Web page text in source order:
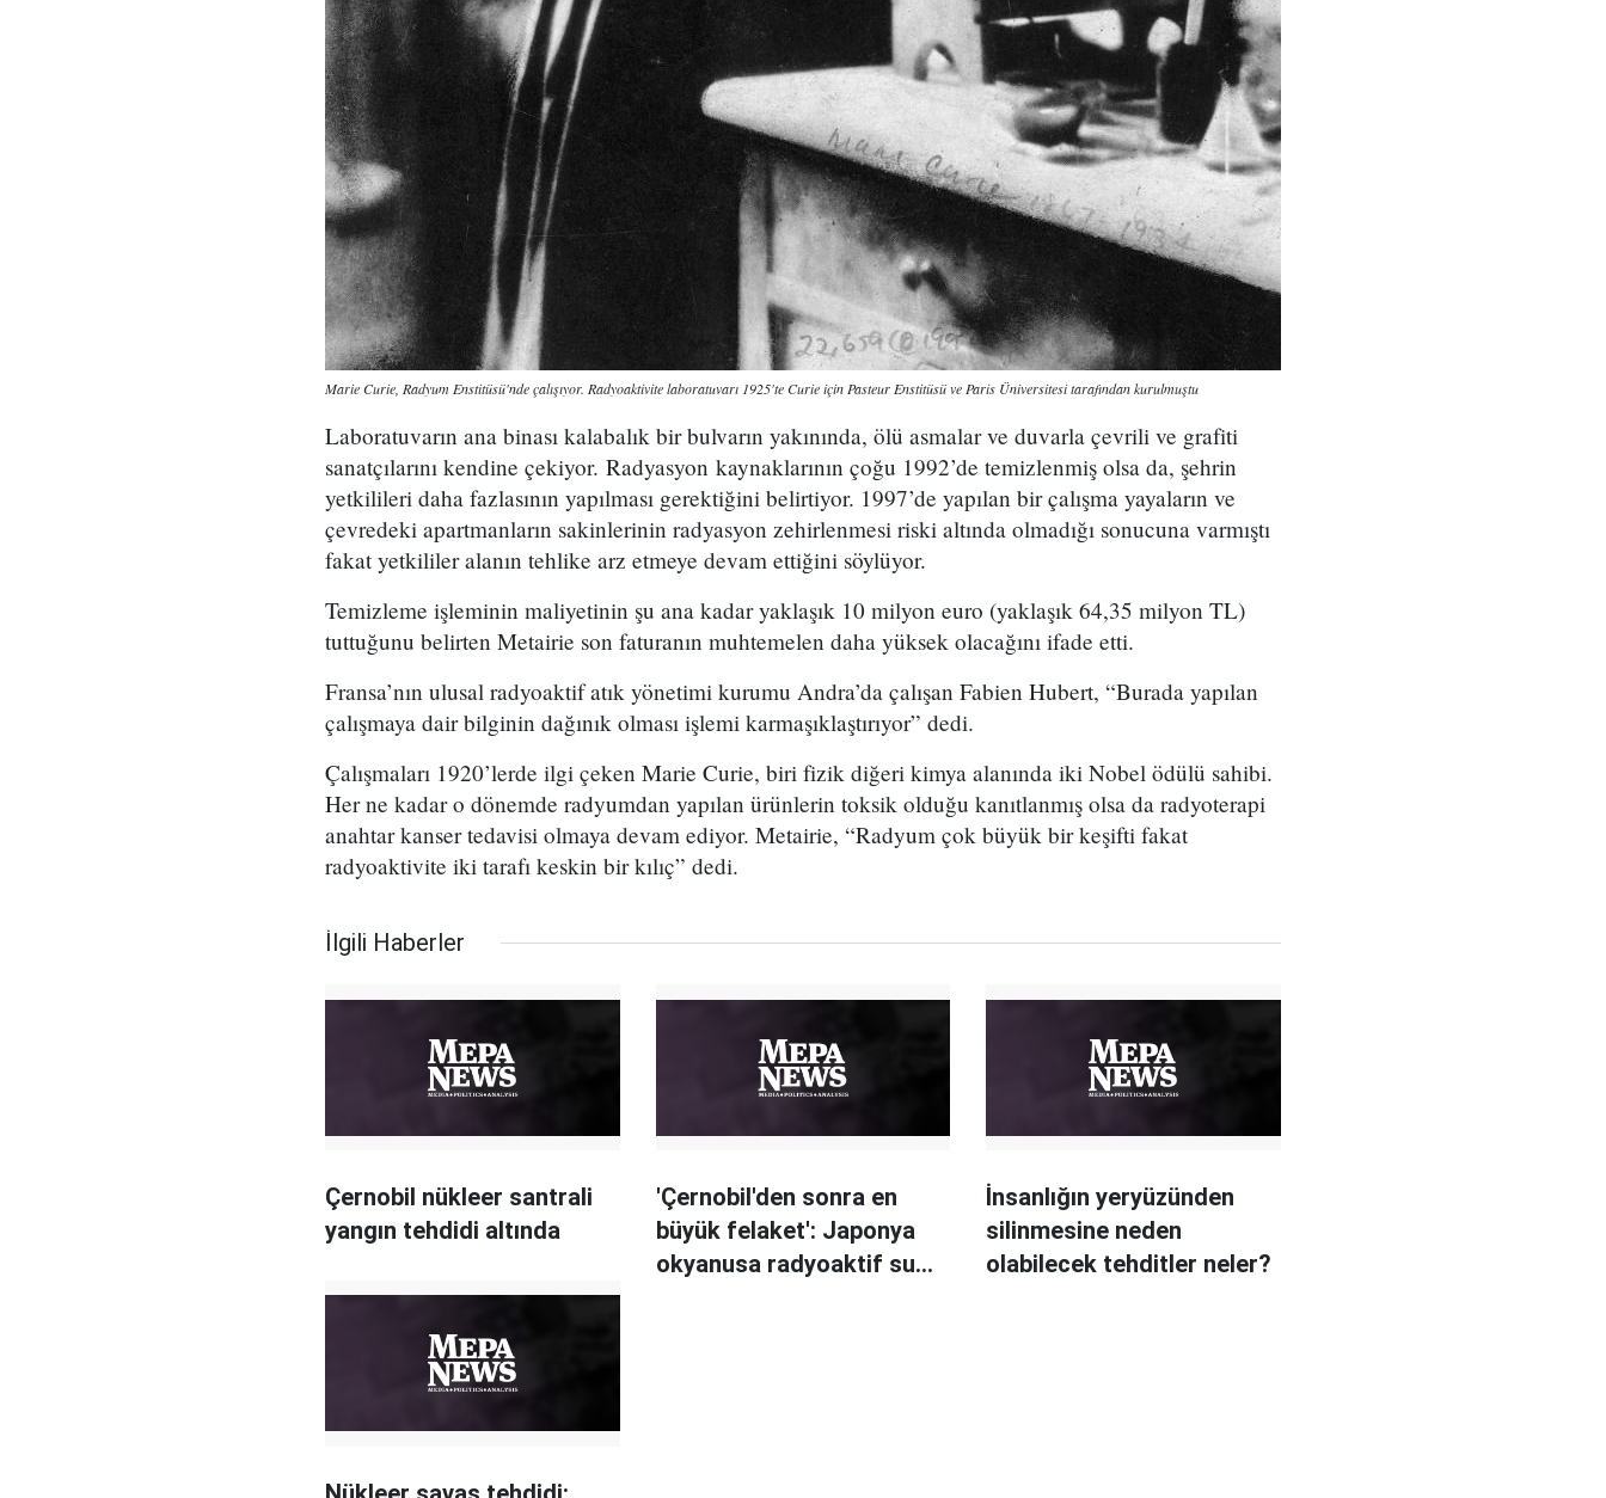
Marie Curie, Radyum Enstitüsü'nde çalışıyor. Radyoaktivite laboratuvarı 1925'te Curie için Pasteur Enstitüsü ve Paris Üniversitesi tarafından kurulmuştu
Laboratuvarın ana binası kalabalık bir bulvarın yakınında, ölü asmalar ve duvarla çevrili ve grafiti
sanatçılarını kendine çekiyor. Radyasyon kaynaklarının çoğu 1992’de temizlenmiş olsa da, şehrin
yetkilileri daha fazlasının yapılması gerektiğini belirtiyor. 1997’de yapılan bir çalışma yayaların ve
çevredeki apartmanların sakinlerinin radyasyon zehirlenmesi riski altında olmadığı sonucuna varmıştı
fakat yetkililer alanın tehlike arz etmeye devam ettiğini söylüyor.
Temizleme işleminin maliyetinin şu ana kadar yaklaşık 10 milyon euro (yaklaşık 64,35 milyon TL)
tuttuğunu belirten Metairie son faturanın muhtemelen daha yüksek olacağını ifade etti.
Fransa’nın ulusal radyoaktif atık yönetimi kurumu Andra’da çalışan Fabien Hubert, “Burada yapılan
çalışmaya dair bilginin dağınık olması işlemi karmaşıklaştırıyor” dedi.
Çalışmaları 1920’lerde ilgi çeken Marie Curie, biri fizik diğeri kimya alanında iki Nobel ödülü sahibi.
Her ne kadar o dönemde radyumdan yapılan ürünlerin toksik olduğu kanıtlanmış olsa da radyoterapi
anahtar kanser tedavisi olmaya devam ediyor. Metairie, “Radyum çok büyük bir keşifti fakat
radyoaktivite iki tarafı keskin bir kılıç” dedi.
İlgili Haberler
Çernobil nükleer santrali
yangın tehdidi altında
'Çernobil'den sonra en
büyük felaket': Japonya
okyanusa radyoaktif su
İnsanlığın yeryüzünden
silinmesine neden
olabilecek tehditler neler?